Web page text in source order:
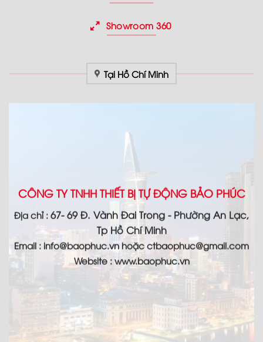
Showroom 360
Tại Hồ Chí Minh
CÔNG TY TNHH THIẾT BỊ TỰ ĐỘNG BẢO PHÚC
Địa chỉ : 67- 69 Đ. Vành Đai Trong - Phường An Lạc,
Tp Hồ Chí Minh
Email : info@baophuc.vn hoặc ctbaophuc@gmail.com
Website : www.baophuc.vn